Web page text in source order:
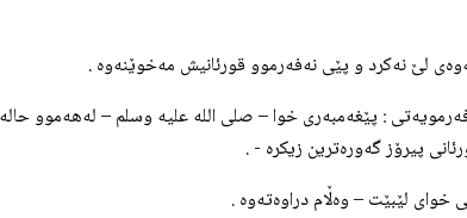
لێ نه‌كرد و پێی نه‌فه‌رموو قورئانیش مه‌خوێنه‌وه‌ .
: پێغه‌مبه‌ری خوا – صلی الله علیه وسلم – له‌هه‌موو
پیرۆز گه‌وره‌ترین زیكره‌ - .
خوای لێبێت – وه‌ڵام دراوه‌ته‌وه‌ .